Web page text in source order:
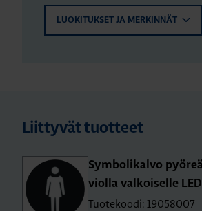
LUOKITUKSET JA MERKINNÄT
Liittyvät tuotteet
Sym­bo­li­kal­vo
viol­la val­koi­sel­le
Tuotekoodi: 19058007